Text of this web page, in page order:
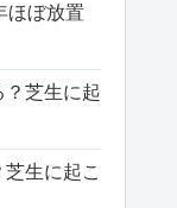
ほぼ放置
芝生に起
生に起こ